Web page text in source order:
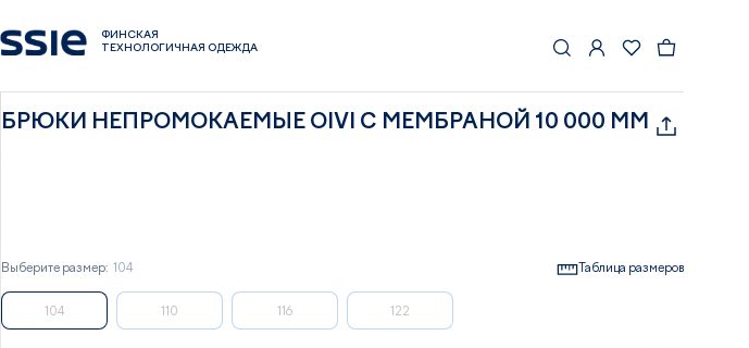
ФИНСКАЯ
ТЕХНОЛОГИЧНАЯ ОДЕЖДА
БРЮКИ НЕПРОМОКАЕМЫЕ OIVI С МЕМБРАНОЙ 10 000 ММ
Выберите размер: 104 Таблица размеров
104 110 116 122